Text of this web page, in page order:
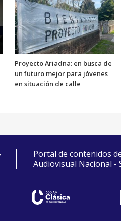
Proyecto Ariadna: en busca de
un futuro mejor para jóvenes
en situación de calle
Portal de contenidos
Audiovisual Nacional -